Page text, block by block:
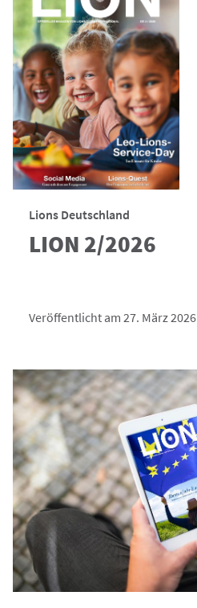
Lions Deutschland
LION 2/2026
Veröffentlicht am 27. März 2026